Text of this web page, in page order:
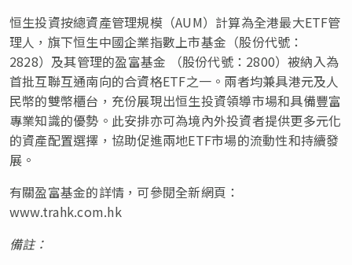
恒生投資按總資產管理規模（AUM）計算為全港最大ETF管
理人，旗下恒生中國企業指數上市基金（股份代號：
2828）及其管理的盈富基金 （股份代號：2800）被納入為
首批互聯互通南向的合資格ETF之一。兩者均兼具港元及人
民幣的雙幣櫃台，充份展現出恒生投資領導市場和具備豐富
專業知識的優勢。此安排亦可為境內外投資者提供更多元化
的資產配置選擇，協助促進兩地ETF市場的流動性和持續發
展。
有關盈富基金的詳情，可參閱全新網頁：
www.trahk.com.hk
備註：